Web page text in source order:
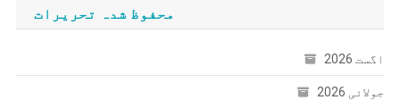
محفوظ شدہ تحریرات
اگست 2026
جولائی 2026